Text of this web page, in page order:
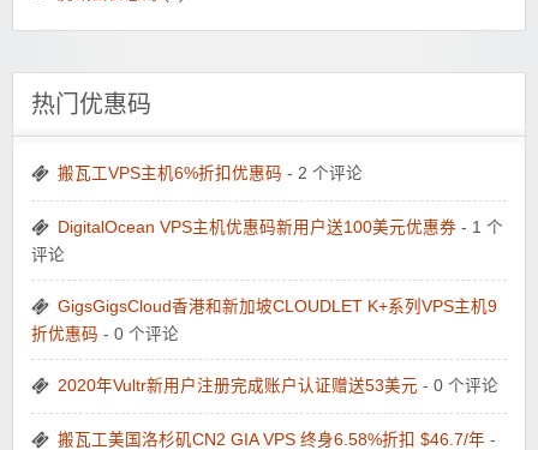
热门优惠码
搬瓦工VPS主机6%折扣优惠码 - 2 个评论
DigitalOcean VPS主机优惠码新用户送100美元优惠券 - 1 个
评论
GigsGigsCloud香港和新加坡CLOUDLET K+系列VPS主机9
折优惠码 - 0 个评论
2020年Vultr新用户注册完成账户认证赠送53美元 - 0 个评论
搬瓦工美国洛杉矶CN2 GIA VPS 终身6.58%折扣 $46.7/年 -